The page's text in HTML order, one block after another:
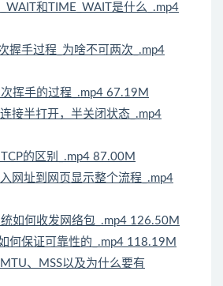
和TIME_WAIT是什么_.mp4
握手过程_为啥不可两次_.mp4
挥手的过程_.mp4 67.19M
接半打开，半关闭状态_.mp4
的区别_.mp4 87.00M
网址到网页显示整个流程_.mp4
如何收发网络包_.mp4 126.50M
何保证可靠性的_.mp4 118.19M
、MSS以及为什么要有